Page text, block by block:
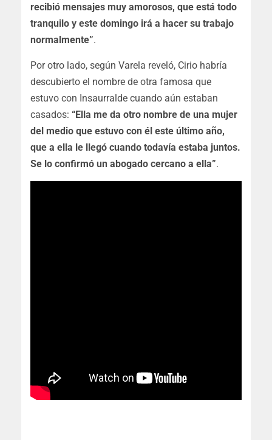
recibió mensajes muy amorosos, que está todo
tranquilo y este domingo irá a hacer su trabajo
normalmente”.
Por otro lado, según Varela reveló, Cirio habría
descubierto el nombre de otra famosa que
estuvo con Insaurralde cuando aún estaban
casados: “Ella me da otro nombre de una mujer
del medio que estuvo con él este último año,
que a ella le llegó cuando todavía estaba juntos.
Se lo confirmó un abogado cercano a ella”.